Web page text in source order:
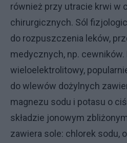
również przy utracie krwi w
chirurgicznych. Sól
do rozpuszczenia leków,
medycznych, np. cewników.
wieloelektrolitowy,
do wlewów dożylnych
magnezu sodu i potasu o
składzie jonowym
zawiera sole: chlorek sodu,